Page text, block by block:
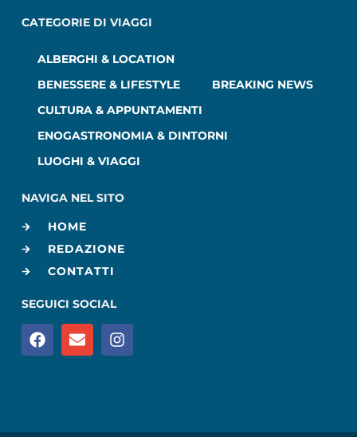
CATEGORIE DI VIAGGI
ALBERGHI & LOCATION
BENESSERE & LIFESTYLE
BREAKING NEWS
CULTURA & APPUNTAMENTI
ENOGASTRONOMIA & DINTORNI
LUOGHI & VIAGGI
NAVIGA NEL SITO
HOME
REDAZIONE
CONTATTI
SEGUICI SOCIAL